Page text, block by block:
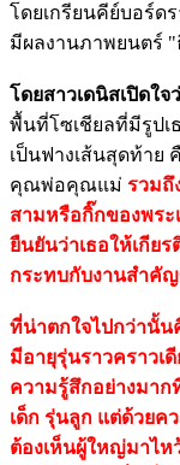
โดยเกรียนคีย์บอร์ด
มีผลงานภาพยนตร์
โดยสาวเดนิสเปิดใจ
พื้นที่โซเชียลที่มีรูปเ
เป็นฟางเส้นสุดท้าย
คุณพ่อคุณแม่ รวมถึ
สามหรือกิ๊กของพร
ยืนยันว่าเธอให้เกีย
กระทบกับงานสำคั
ที่น่าตกใจไปกว่านั้
มีอายุรุ่นราวคราวเ
ความรู้สึกอย่างมา
เด็ก รุ่นลูก แต่ด้วยค
ต้องเห็นผู้ใหญ่มาไห